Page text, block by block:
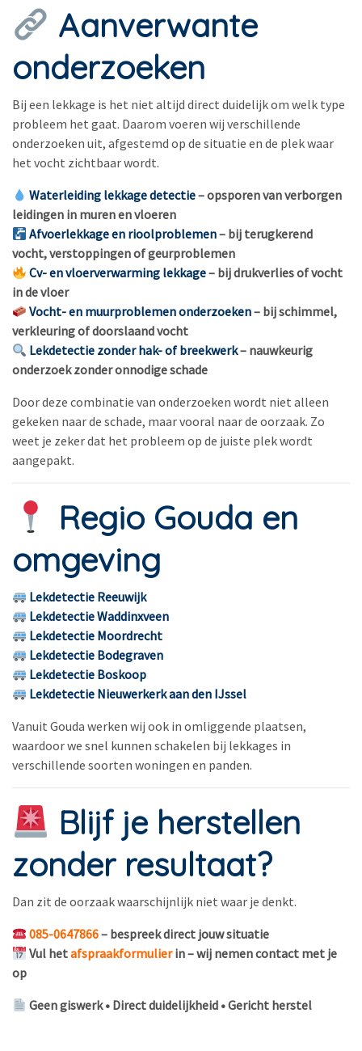
Aanverwante
onderzoeken
Bij een lekkage is het niet altijd direct duidelijk om welk type
probleem het gaat. Daarom voeren wij verschillende
onderzoeken uit, afgestemd op de situatie en de plek waar
het vocht zichtbaar wordt.
Waterleiding lekkage detectie– opsporen van verborgen
leidingen in muren en vloeren
Afvoerlekkage en rioolproblemen– bij terugkerend
vocht, verstoppingen of geurproblemen
Cv- en vloerverwarming lekkage– bij drukverlies of vocht
in de vloer
Vocht- en muurproblemen onderzoeken– bij schimmel,
verkleuring of doorslaand vocht
Lekdetectie zonder hak- of breekwerk– nauwkeurig
onderzoek zonder onnodige schade
Door deze combinatie van onderzoeken wordt niet alleen
gekeken naar de schade, maar vooral naar de oorzaak. Zo
weet je zeker dat het probleem op de juiste plek wordt
aangepakt.
Regio Gouda en
omgeving
Lekdetectie Reeuwijk
Lekdetectie Waddinxveen
Lekdetectie Moordrecht
Lekdetectie Bodegraven
Lekdetectie Boskoop
Lekdetectie Nieuwerkerk aan den IJssel
Vanuit Gouda werken wij ook in omliggende plaatsen,
waardoor we snel kunnen schakelen bij lekkages in
verschillende soorten woningen en panden.
Blijf je herstellen
zonder resultaat?
Dan zit de oorzaak waarschijnlijk niet waar je denkt.
085-0647866– bespreek direct jouw situatie
Vul hetafspraakformulierin – wij nemen contact met je
op
Geen giswerk • Direct duidelijkheid • Gericht herstel